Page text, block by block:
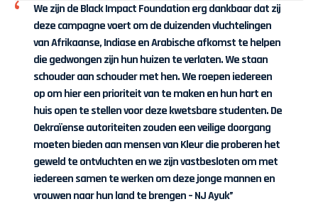
We zijn de Black Impact Foundation erg dankbaar dat zij
deze campagne voert om de duizenden vluchtelingen
van Afrikaanse, Indiase en Arabische afkomst te helpen
die gedwongen zijn hun huizen te verlaten. We staan
schouder aan schouder met hen. We roepen iedereen
op om hier een prioriteit van te maken en hun hart en
huis open te stellen voor deze kwetsbare studenten. De
Oekraïense autoriteiten zouden een veilige doorgang
moeten bieden aan mensen van Kleur die proberen het
geweld te ontvluchten en we zijn vastbesloten om met
iedereen samen te werken om deze jonge mannen en
vrouwen naar hun land te brengen – NJ Ayuk”